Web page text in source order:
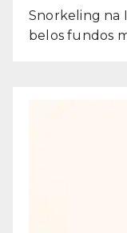
Snorkeling na
belos fundos